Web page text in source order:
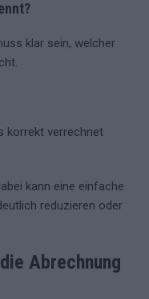
klar sein, welcher
korrekt verrechnet
kann eine einfache
reduzieren oder
Abrechnung